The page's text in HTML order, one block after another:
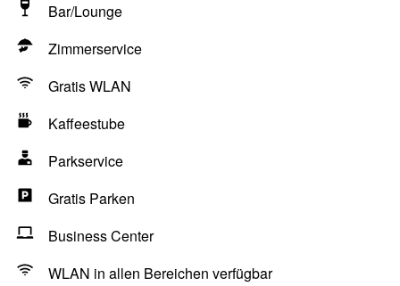
Bar/Lounge
Zimmerservice
Gratis WLAN
Kaffeestube
Parkservice
Gratis Parken
Business Center
WLAN in allen Bereichen verfügbar